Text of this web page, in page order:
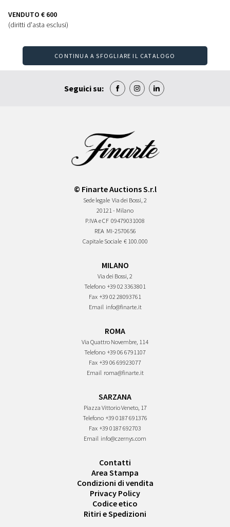
VENDUTO € 600
(diritti d'asta esclusi)
CONTINUA A SFOGLIARE IL CATALOGO
Seguici su:
© Finarte Auctions S.r.l
Sede legale Via dei Bossi, 2
20121 - Milano
P.IVA e CF 09479031008
REA MI-2570656
Capitale Sociale € 100.000
MILANO
Via dei Bossi, 2
Telefono +39 02 3363801
Fax +39 02 28093761
Email info@finarte.it
ROMA
Via Quattro Novembre, 114
Telefono +39 06 6791107
Fax +39 06 69923077
Email roma@finarte.it
SARZANA
Piazza Vittorio Veneto, 17
Telefono +39 0187 691376
Fax +39 0187 692703
Email info@czernys.com
Contatti
Area Stampa
Condizioni di vendita
Privacy Policy
Codice etico
Ritiri e Spedizioni